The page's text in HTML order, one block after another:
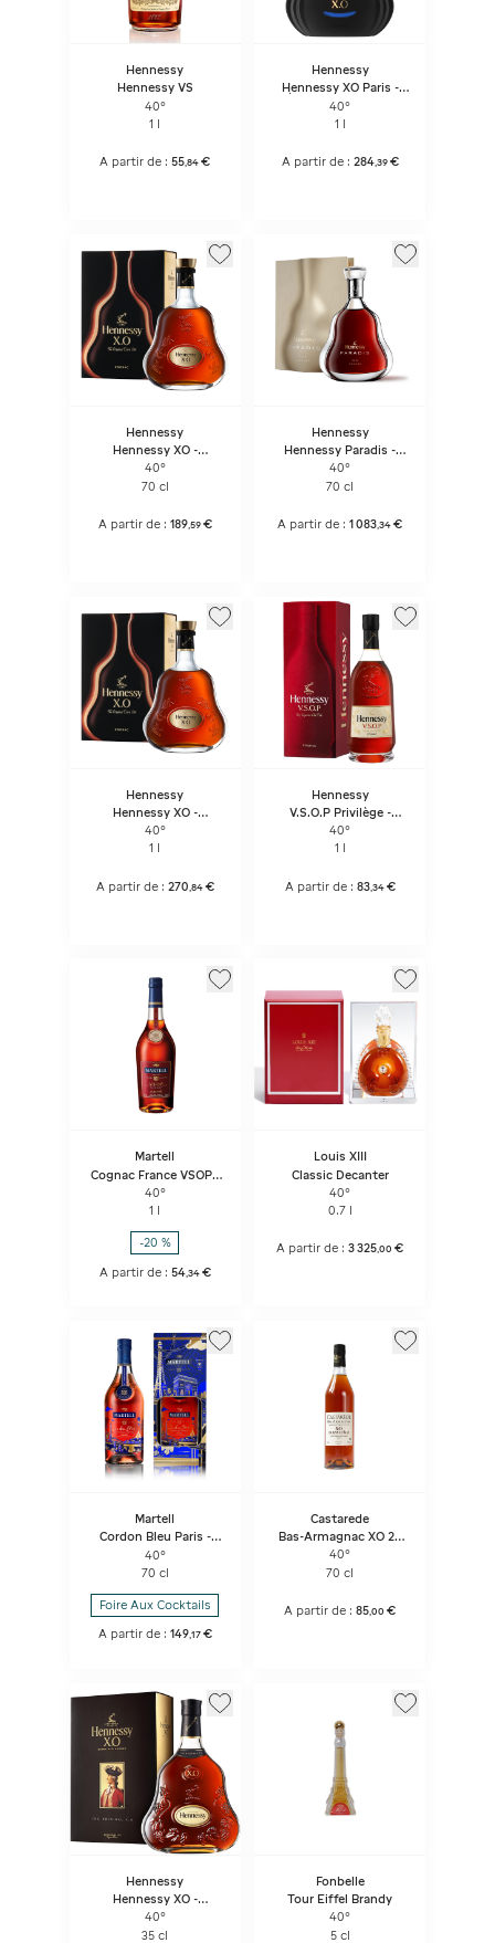
Hennessy
Hennessy VS
40°
1 l
A partir de :55,84 €
Hennessy
Hennessy XO Paris -
Étui Seconde Peau
40°
1 l
A partir de : 284,39 €
Hennessy
Hennessy XO -
Bouteille Sous Coffret
40°
70 cl
A partir de : 189, 59 €
Hennessy
Hennessy Paradis -
Bouteille Sous Coffret
40°
70 cl
A partir de :1 083 ,34 €
Hennessy
Hennessy XO -
Bouteille Sous Coffret
40°
1 l
A partir de : 270 84 €
Hennessy
V.S.O.P Privilège -
Bouteille Sous Coffret
40°
1 l
A partir de : 83, 34 €
Martell
Cognac France VSOP -
Red Barrels
40°
1 l
-20 %
A partir de : 54, 34 €
Louis XIII
Classic Decanter
40°
0.7 l
A partir de :3 325,00 €
Martell
Cordon Bleu Paris -
Extra Old Cognac
40°
70 cl
Foire Aux Cocktails
A partir de : 149,17 €
Castarede
Bas-Armagnac XO 20
Ans D'âge
40°
70 cl
A partir de :85 ,00 €
Hennessy
Hennessy XO -
Bouteille Sous Coffret
40°
35 cl
Fonbelle
Tour Eiffel Brandy
40°
5 cl